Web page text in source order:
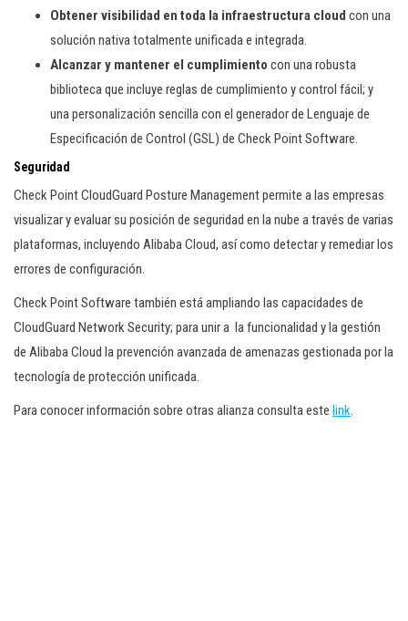
Obtener visibilidad en toda la infraestructura cloud con una
solución nativa totalmente unificada e integrada.
Alcanzar y mantener el cumplimiento con una robusta
biblioteca que incluye reglas de cumplimiento y control fácil; y
una personalización sencilla con el generador de Lenguaje de
Especificación de Control (GSL) de Check Point Software.
Seguridad
Check Point CloudGuard Posture Management permite a las empresas
visualizar y evaluar su posición de seguridad en la nube a través de varias
plataformas, incluyendo Alibaba Cloud, así como detectar y remediar los
errores de configuración.
Check Point Software también está ampliando las capacidades de
CloudGuard Network Security; para unir a la funcionalidad y la gestión
de Alibaba Cloud la prevención avanzada de amenazas gestionada por la
tecnología de protección unificada.
Para conocer información sobre otras alianza consulta este link.